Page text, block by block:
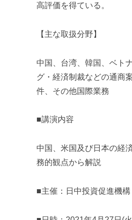
高評価を得ている。
【主な取扱分野】
中国、台湾、韓国、ベト
グ・経済制裁などの通商
件、その他国際業務
■講演内容
中国、米国及び日本の経
務的観点から解説
■主催：日中投資促進機構